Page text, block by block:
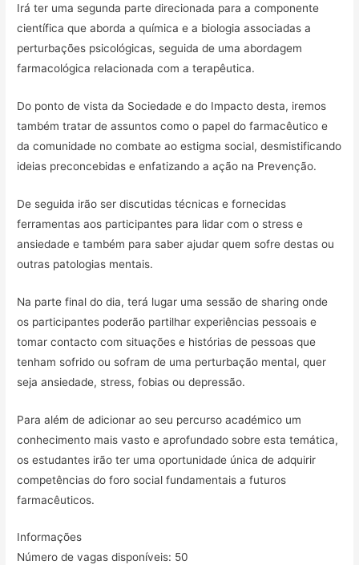
Irá ter uma segunda parte direcionada para a componente
científica que aborda a química e a biologia associadas a
perturbações psicológicas, seguida de uma abordagem
farmacológica relacionada com a terapêutica.
Do ponto de vista da Sociedade e do Impacto desta, iremos
também tratar de assuntos como o papel do farmacêutico e
da comunidade no combate ao estigma social, desmistificando
ideias preconcebidas e enfatizando a ação na Prevenção.
De seguida irão ser discutidas técnicas e fornecidas
ferramentas aos participantes para lidar com o stress e
ansiedade e também para saber ajudar quem sofre destas ou
outras patologias mentais.
Na parte final do dia, terá lugar uma sessão de sharing onde
os participantes poderão partilhar experiências pessoais e
tomar contacto com situações e histórias de pessoas que
tenham sofrido ou sofram de uma perturbação mental, quer
seja ansiedade, stress, fobias ou depressão.
Para além de adicionar ao seu percurso académico um
conhecimento mais vasto e aprofundado sobre esta temática,
os estudantes irão ter uma oportunidade única de adquirir
competências do foro social fundamentais a futuros
farmacêuticos.
Informações
Número de vagas disponíveis: 50